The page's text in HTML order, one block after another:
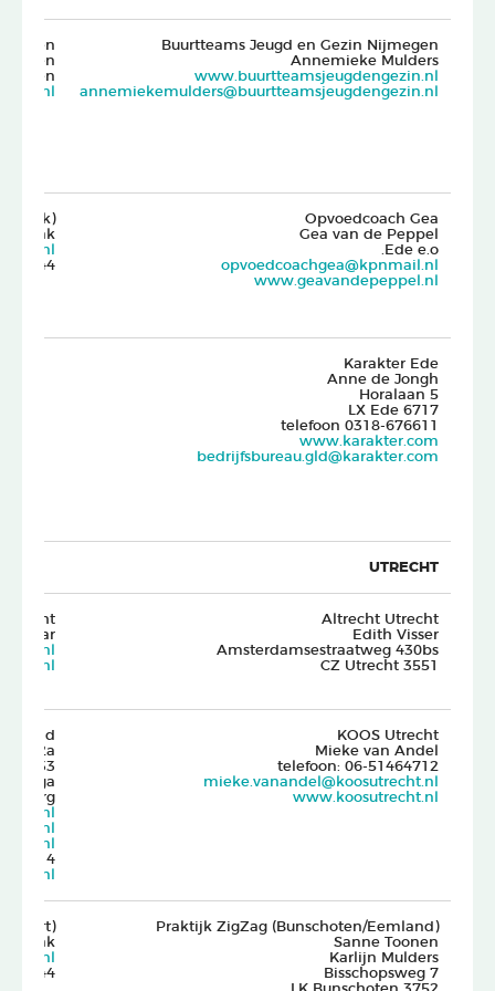
Buurtteams Jeugd en Gezin Nijmegen
Annemieke Mulders
www.buurtteamsjeugdengezin.nl
annemiekemulders@buurtteamsjeugdengezin.nl
Spelen
Opvoedcoach Gea
Gea van de Peppel
Ede e.o.
opvoedcoachgea@kpnmail.nl
www.geavandepeppel.nl
Hak
Karakter Ede
Anne de Jongh
Horalaan 5
6717 LX Ede
telefoon 0318-676611
www.karakter.com
bedrijfsbureau.gld@karakter.com
UTRECHT
Altrecht Utrecht
Edith Visser
Amsterdamsestraatweg 430bs
3551 CZ Utrecht
Utrecht
nl
KOOS Utrecht
Mieke van Andel
telefoon: 06-51464712
mieke.vanandel@koosutrecht.nl
www.koosutrecht.nl
2a
3533 AE Utrecht
Helga
Praktijk ZigZag (Bunschoten/Eemland)
Sanne Toonen
Karlijn Mulders
Bisschopsweg 7
Hak